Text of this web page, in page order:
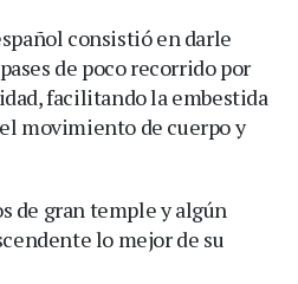
consistió en darle
de poco recorrido por
facilitando la embestida
movimiento de cuerpo y
de gran temple y algún
lo mejor de su